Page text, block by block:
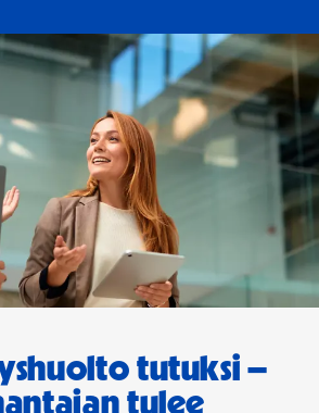
tutuksi –
tulee